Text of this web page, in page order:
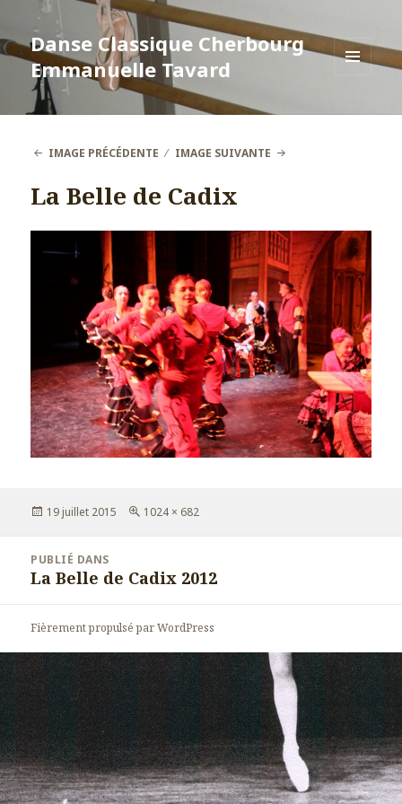
Danse Classique Cherbourg
Emmanuelle Tavard
WIDGETS
IMAGE PRÉCÉDENTE IMAGE SUIVANTE
La Belle de Cadix
Publié
19 juillet 2015
Taille
1024 × 682
l’article
PUBLIÉ DANS
La Belle de Cadix 2012
Fièrement propulsé par WordPress